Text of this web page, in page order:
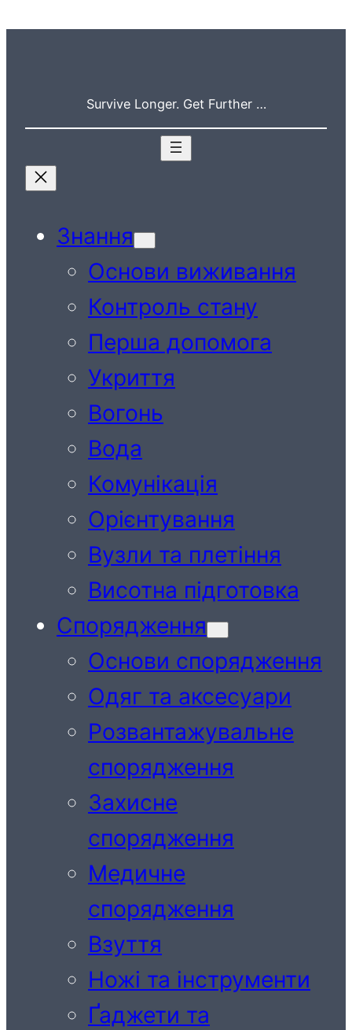
Survive Longer. Get Further …
Знання
Основи виживання
Контроль стану
Перша допомога
Укриття
Вогонь
Вода
Комунікація
Орієнтування
Вузли та плетіння
Висотна підготовка
Спорядження
Основи спорядження
Одяг та аксесуари
Розвантажувальне
спорядження
Захисне
спорядження
Медичне
спорядження
Взуття
Ножі та інструменти
Ґаджети та